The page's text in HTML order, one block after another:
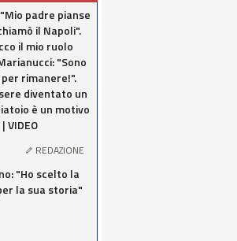
padre pianse
il Napoli".
il mio ruolo
"Sono
rimanere!".
diventato un
è un motivo
VIDEO
REDAZIONE
"Ho scelto la
la sua storia"